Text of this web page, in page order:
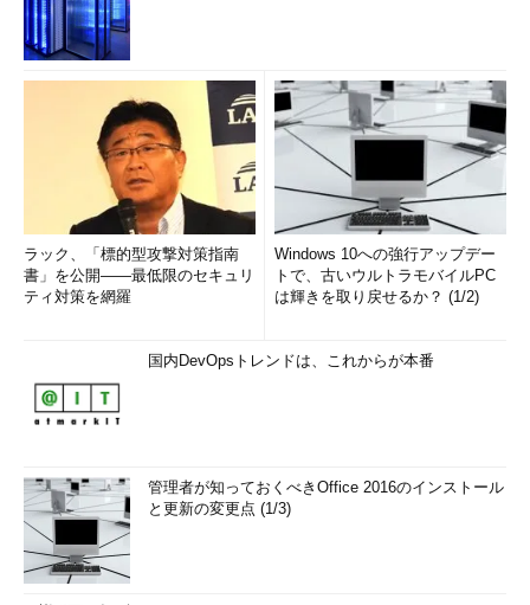
ラック、「標的型攻撃対策指南
書」を公開――最低限のセキュリ
ティ対策を網羅
Windows 10への強行アップデー
トで、古いウルトラモバイルPC
は輝きを取り戻せるか？ (1/2)
国内DevOpsトレンドは、これからが本番
管理者が知っておくべきOffice 2016のインストール
と更新の変更点 (1/3)